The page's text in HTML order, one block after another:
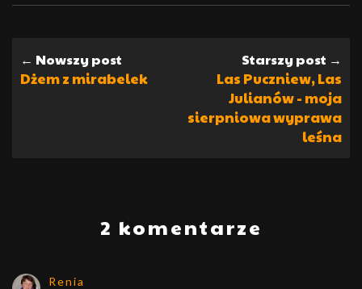
← Nowszy post
Dżem z mirabelek
Starszy post →
Las Puczniew, Las
Julianów - moja
sierpniowa wyprawa
leśna
2 komentarze
Renia